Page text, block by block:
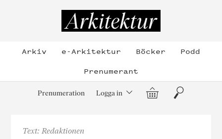
Arkiv e-Arkitektur Böcker
Podd
Prenumerant
Prenumeration Logga in Varukorg
Sök
Text: Redaktionen